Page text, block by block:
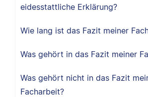
eidesstattliche Erklärung?
Wie lang ist das Fazit meiner
Was gehört in das Fazit meiner
Was gehört nicht in das Fazit
Facharbeit?